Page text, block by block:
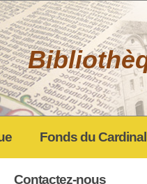
Fonds du
Contactez-nous